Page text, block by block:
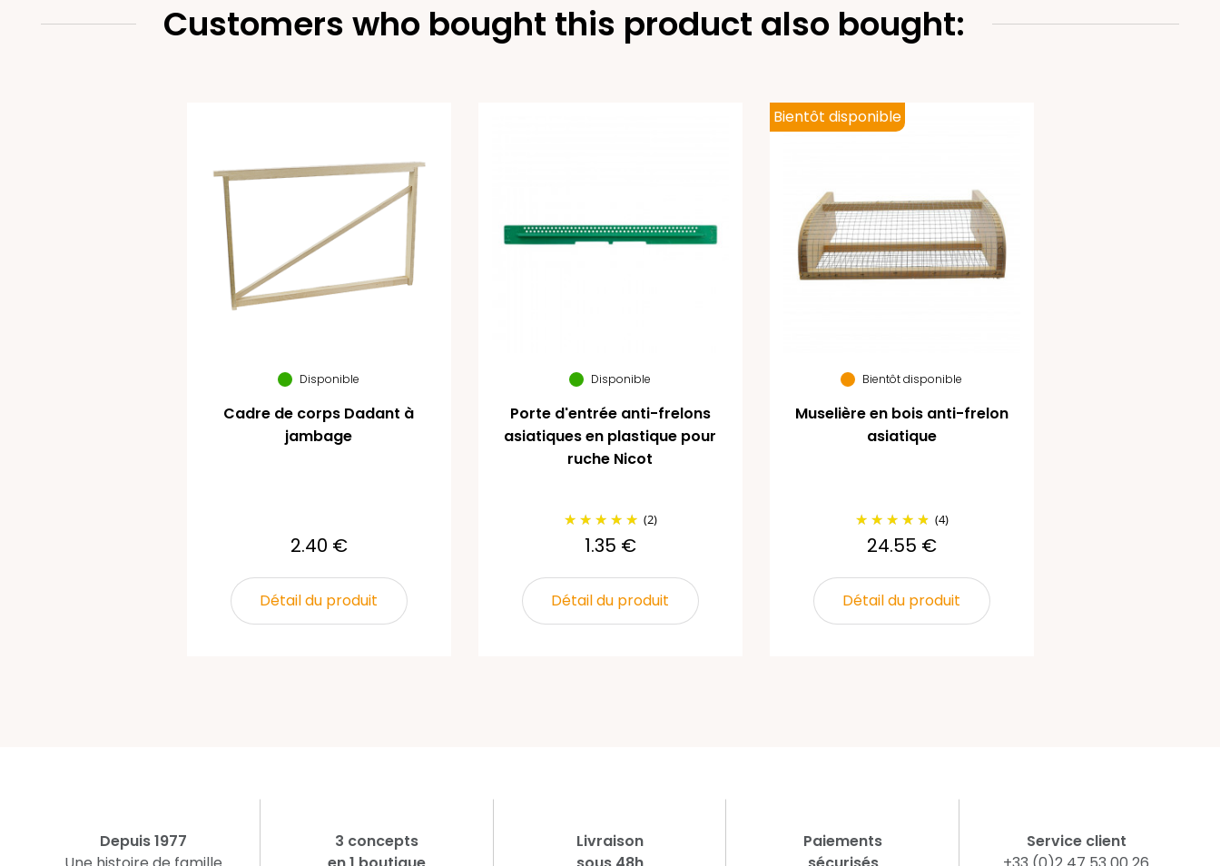
Customers who bought this product also bought:
Disponible
Cadre de corps Dadant à
jambage
2.40 €
Détail du produit
Disponible
Porte d'entrée anti-frelons
asiatiques en plastique pour
ruche Nicot
(2)
1.35 €
Détail du produit
Bientôt disponible
Muselière en bois anti-frelon
asiatique
(4)
24.55 €
Détail du produit
Bientôt disponible
Depuis 1977
3 concepts
Livraison
Paiements
Service client